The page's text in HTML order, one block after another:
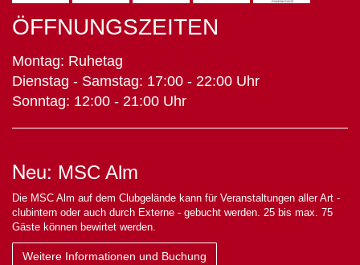
ÖFFNUNGSZEITEN
Montag: Ruhetag
Dienstag - Samstag: 17:00 - 22:00 Uhr
Sonntag: 12:00 - 21:00 Uhr
Neu: MSC Alm
Die MSC Alm auf dem Clubgelände kann für Veranstaltungen aller Art -
clubintern oder auch durch Externe - gebucht werden. 25 bis max. 75
Gäste können bewirtet werden.
Weitere Informationen und Buchung